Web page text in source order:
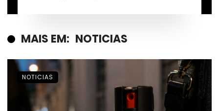
MAIS EM: NOTICIAS
NOTICIAS